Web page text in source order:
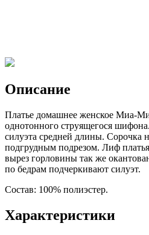
Описание
Платье домашнее женское Миа-
однотонного струящегося
силуэта средней длины. Сорочка
подгрудным подрезом. Лиф
вырез горловины так же
по бедрам подчеркивают силуэт.
Состав: 100% полиэстер.
Характеристики